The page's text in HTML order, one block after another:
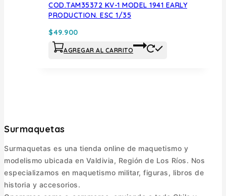
COD.TAM35372 KV-1 MODEL 1941 EARLY
PRODUCTION. ESC 1/35
$49.900
AGREGAR AL CARRITO
Surmaquetas
Surmaquetas es una tienda online de maquetismo y
modelismo ubicada en Valdivia, Región de Los Ríos. Nos
especializamos en maquetismo militar, figuras, libros de
historia y accesorios.